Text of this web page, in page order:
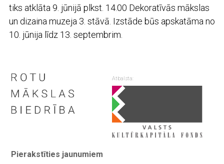
tiks atklāta 9. jūnijā plkst. 14.00 Dekoratīvās mākslas
un dizaina muzeja 3. stāvā. Izstāde būs apskatāma no
10. jūnija līdz 13. septembrim.
Atbalsta:
Pierakstīties jaunumiem